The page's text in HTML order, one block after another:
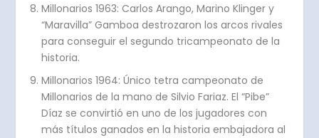
Millonarios 1963: Carlos Arango, Marino Klinger y
“Maravilla” Gamboa destrozaron los arcos rivales
para conseguir el segundo tricampeonato de la
historia.
Millonarios 1964: Único tetra campeonato de
Millonarios de la mano de Silvio Fariaz. El “Pibe”
Díaz se convirtió en uno de los jugadores con
más títulos ganados en la historia embajadora al